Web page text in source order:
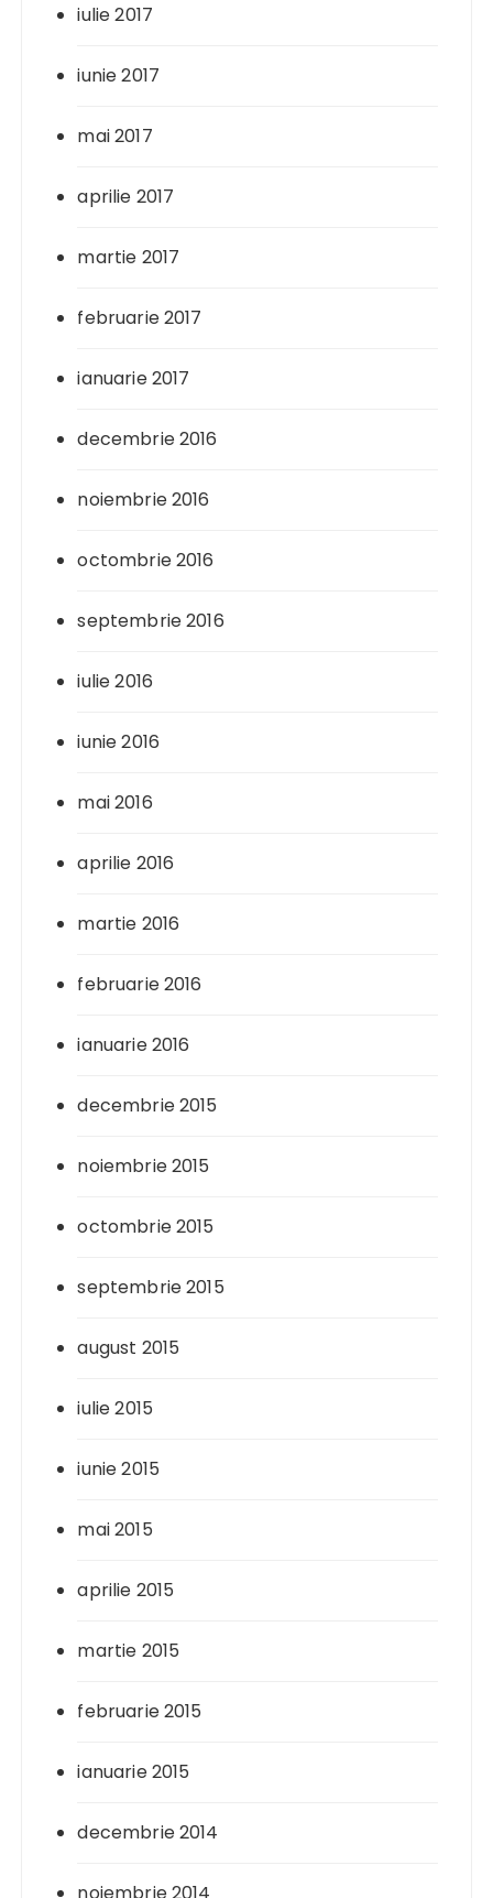
iulie 2017
iunie 2017
mai 2017
aprilie 2017
martie 2017
februarie 2017
ianuarie 2017
decembrie 2016
noiembrie 2016
octombrie 2016
septembrie 2016
iulie 2016
iunie 2016
mai 2016
aprilie 2016
martie 2016
februarie 2016
ianuarie 2016
decembrie 2015
noiembrie 2015
octombrie 2015
septembrie 2015
august 2015
iulie 2015
iunie 2015
mai 2015
aprilie 2015
martie 2015
februarie 2015
ianuarie 2015
decembrie 2014